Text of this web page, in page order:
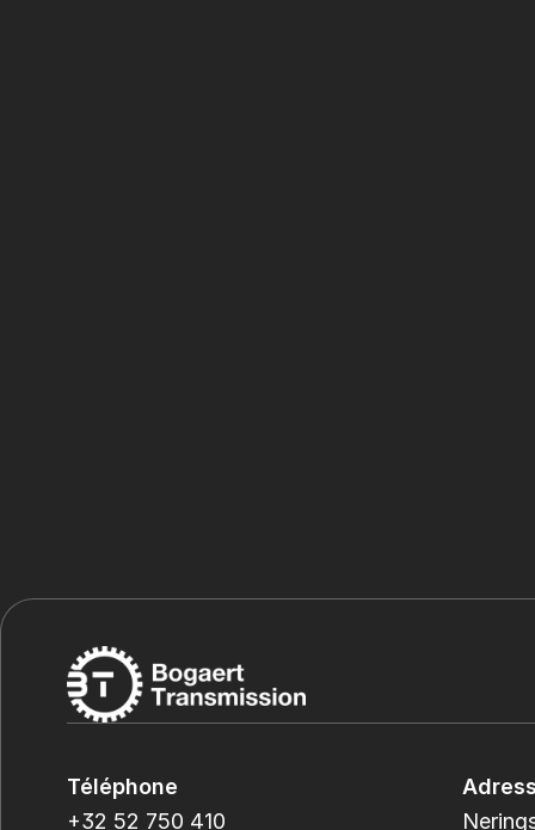
Téléphone
+32 52 750 410